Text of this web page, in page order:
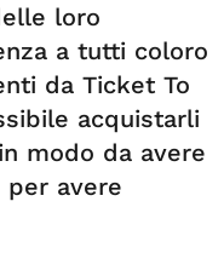
loro
a tutti coloro
da Ticket To
acquistarli
modo da avere
avere